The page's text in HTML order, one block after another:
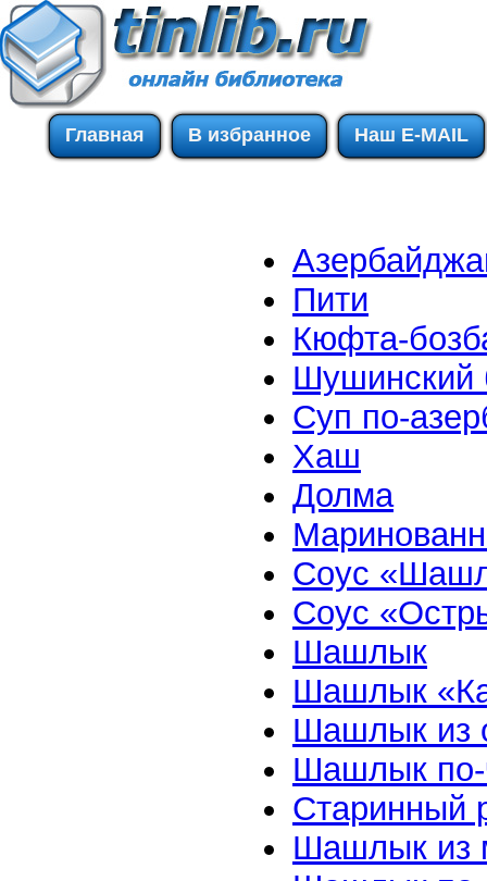
Главная В избранное Наш E-MAIL
Пити
Кюфта-
Шушинский
Суп по-
Хаш
Долма
Соус
Соус
Шашлык
Шашлык
Шашлык из
Шашлык по-
Старинный
Шашлык из